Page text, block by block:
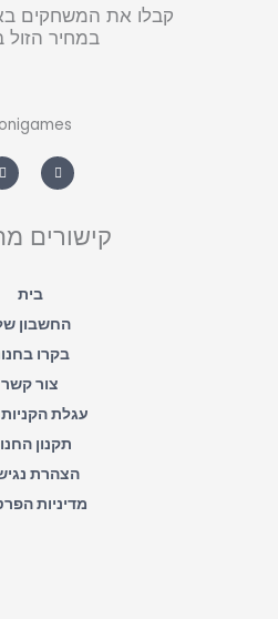
קבלו את המשחקים
במחיר הזול
a
c
e
o
a
t
קישורים
בית
החשבון
בקרו
צור קשר
עגלת
תקנון
הצהרת
מדיניות